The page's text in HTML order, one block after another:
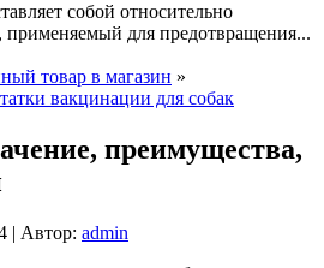
собой относительно
применяемый для предотвращения...
товар в магазин »
вакцинации для собак
преимущества,
| Автор: admin